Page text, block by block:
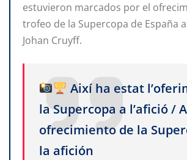
estuvieron marcados por el
trofeo de la Supercopa de España
Johan Cruyff.
Així ha estat
la Supercopa a l’afició /
ofrecimiento de la
la afición